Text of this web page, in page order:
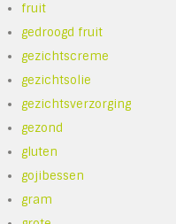
fruit
gedroogd fruit
gezichtscreme
gezichtsolie
gezichtsverzorging
gezond
gluten
gojibessen
gram